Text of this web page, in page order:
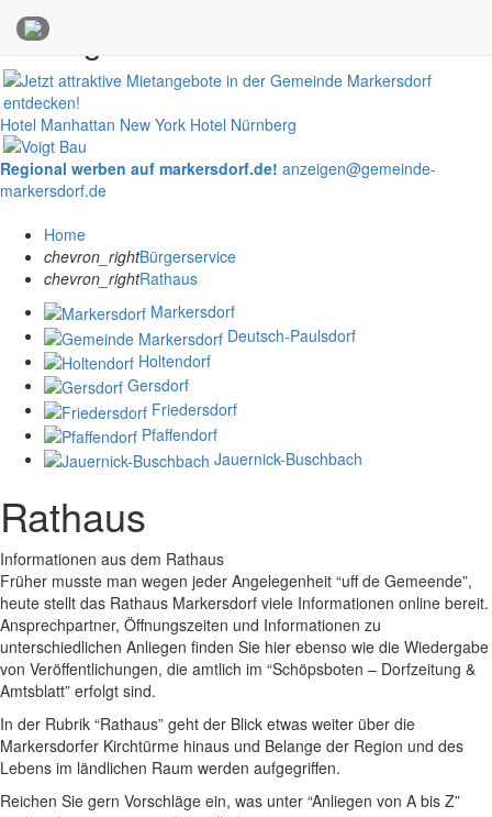
Anzeigen
Hotel Manhattan New York Hotel Nürnberg
Regional werben auf markersdorf.de! anzeigen@gemeinde-
markersdorf.de
Home
chevron_rightBürgerservice
chevron_rightRathaus
Markersdorf
Deutsch-Paulsdorf
Holtendorf
Gersdorf
Friedersdorf
Pfaffendorf
Jauernick-Buschbach
Rathaus
Informationen aus dem Rathaus
Früher musste man wegen jeder Angelegenheit “uff de Gemeende”,
heute stellt das Rathaus Markersdorf viele Informationen online bereit.
Ansprechpartner, Öffnungszeiten und Informationen zu
unterschiedlichen Anliegen finden Sie hier ebenso wie die Wiedergabe
von Veröffentlichungen, die amtlich im “Schöpsboten – Dorfzeitung &
Amtsblatt” erfolgt sind.
In der Rubrik “Rathaus” geht der Blick etwas weiter über die
Markersdorfer Kirchtürme hinaus und Belange der Region und des
Lebens im ländlichen Raum werden aufgegriffen.
Reichen Sie gern Vorschläge ein, was unter “Anliegen von A bis Z”